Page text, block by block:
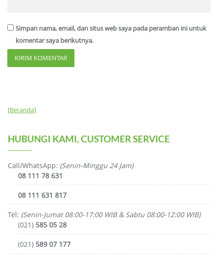
Simpan nama, email, dan situs web saya pada peramban ini untuk
komentar saya berikutnya.
[Beranda]
HUBUNGI KAMI, CUSTOMER SERVICE
Call/WhatsApp: (Senin-Minggu 24 Jam)
08 111 78 631
08 111 631 817
Tel: (Senin-Jumat 08:00-17:00 WIB & Sabtu 08:00-12:00 WIB)
(021) 585 05 28
(021) 589 07 177